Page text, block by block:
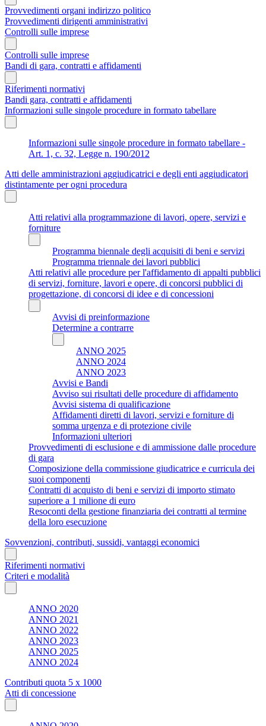
Provvedimenti organi indirizzo politico
Provvedimenti dirigenti amministrativi
Controlli sulle imprese
Controlli sulle imprese
Bandi di gara, contratti e affidamenti
Riferimenti normativi
Bandi gara, contratti e affidamenti
Informazioni sulle singole procedure in formato tabellare
Informazioni sulle singole procedure in formato tabellare -
Art. 1, c. 32, Legge n. 190/2012
Atti delle amministrazioni aggiudicatrici e degli enti aggiudicatori
distintamente per ogni procedura
Atti relativi alla programmazione di lavori, opere, servizi e
forniture
Programma biennale degli acquisiti di beni e servizi
Programma triennale dei lavori pubblici
Atti relativi alle procedure per l'affidamento di appalti pubblici
di servizi, forniture, lavori e opere, di concorsi pubblici di
progettazione, di concorsi di idee e di concessioni
Avvisi di preinformazione
Determine a contrarre
ANNO 2025
ANNO 2024
ANNO 2023
Avvisi e Bandi
Avviso sui risultati delle procedure di affidamento
Avvisi sistema di qualificazione
Affidamenti diretti di lavori, servizi e forniture di
somma urgenza e di protezione civile
Informazioni ulteriori
Provvedimenti di esclusione e di ammissione dalle procedure
di gara
Composizione della commissione giudicatrice e curricula dei
suoi componenti
Contratti di acquisto di beni e servizi di importo stimato
superiore a 1 milione di euro
Resoconti della gestione finanziaria dei contratti al termine
della loro esecuzione
Sovvenzioni, contributi, sussidi, vantaggi economici
Riferimenti normativi
Criteri e modalità
ANNO 2020
ANNO 2021
ANNO 2022
ANNO 2023
ANNO 2025
ANNO 2024
Contributi quota 5 x 1000
Atti di concessione